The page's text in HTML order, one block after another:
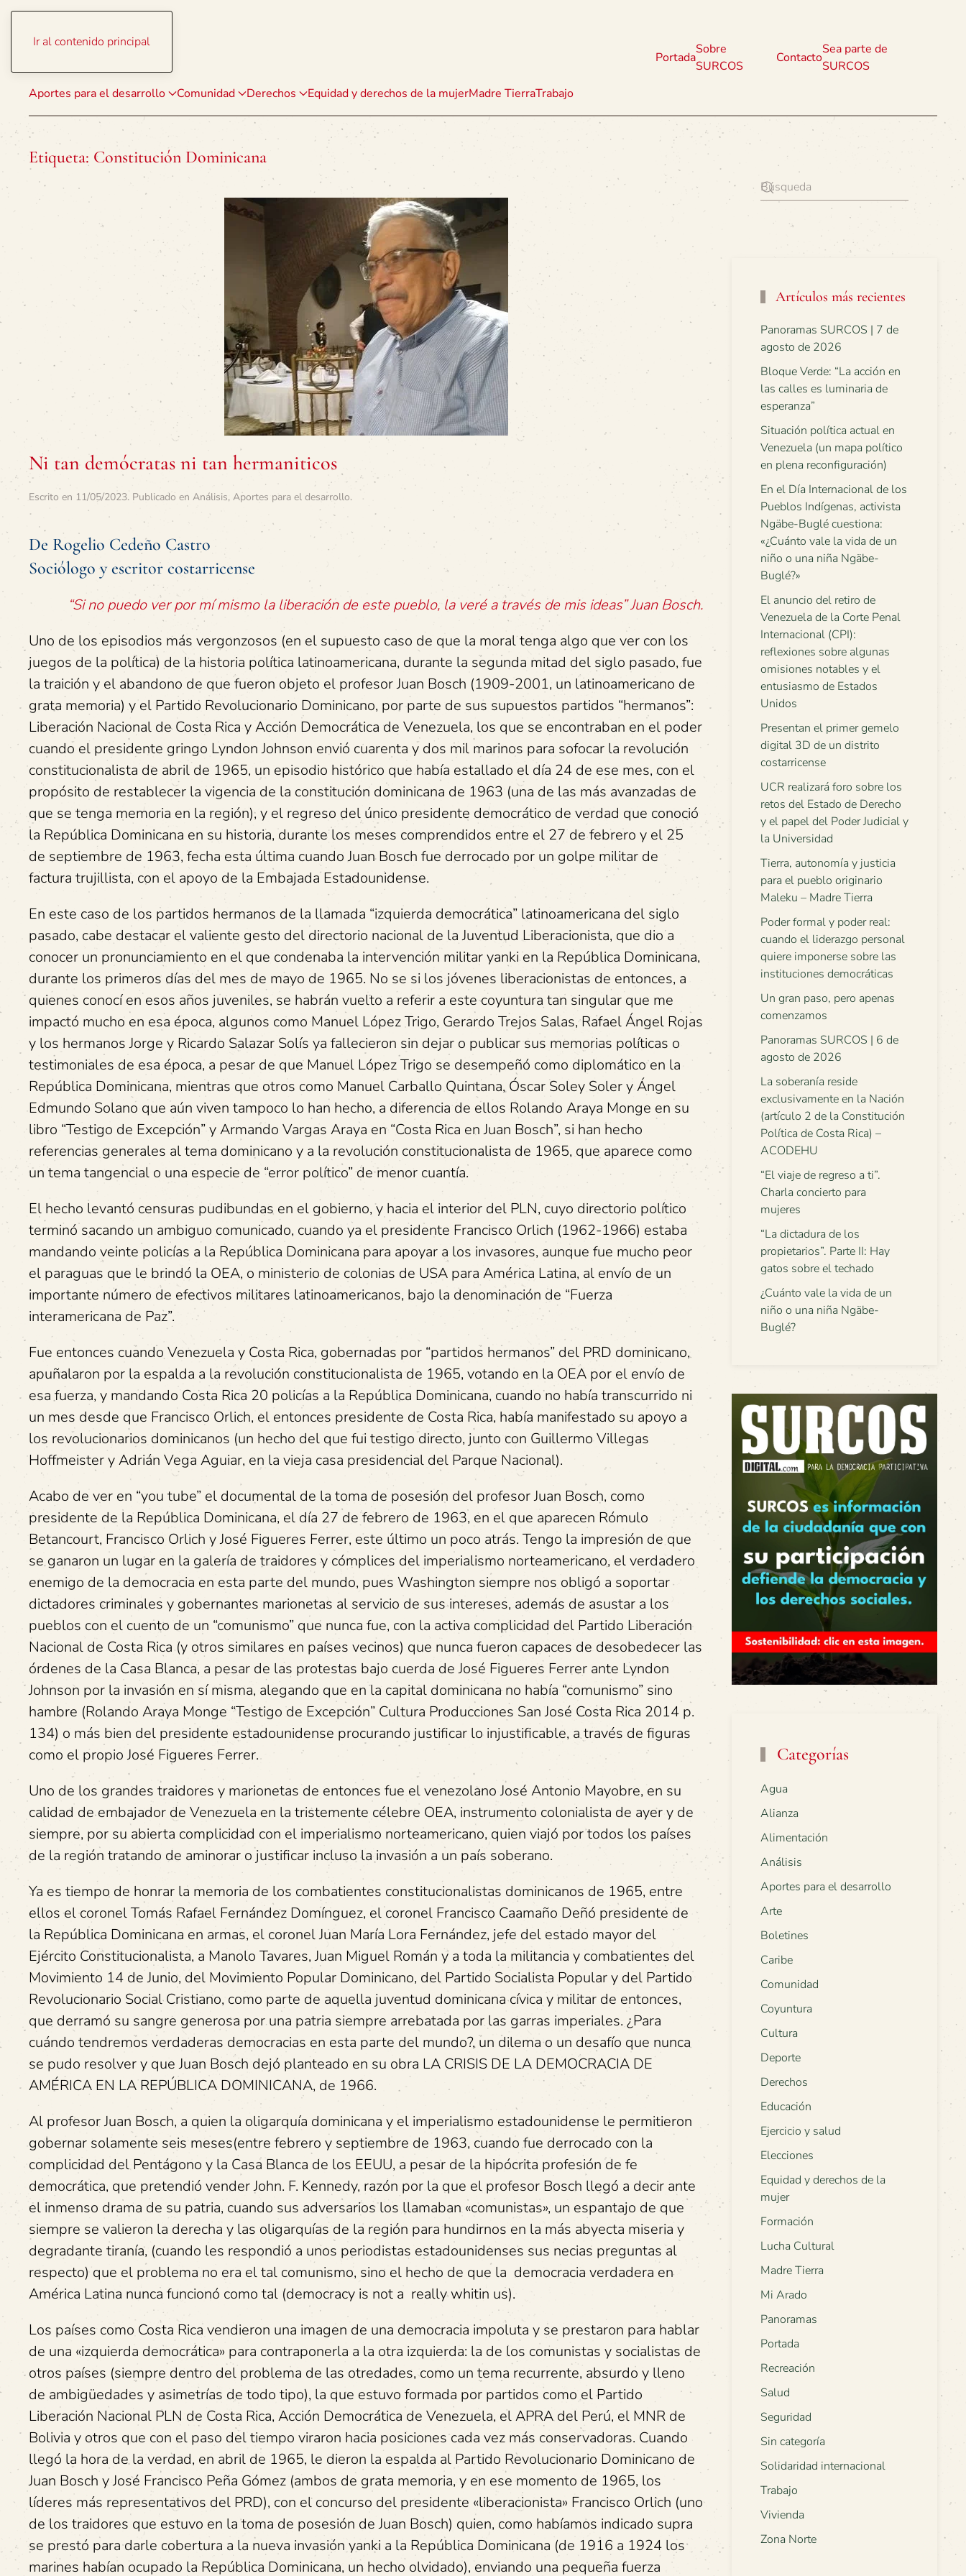
Ir al contenido principal
Aportes para el desarrollo Comunidad Derechos Equidad y derechos de la mujerMadre TierraTrabajo
Portada
Sobre
SURCOS
Contacto
Sea parte de
SURCOS
Etiqueta: Constitución Dominicana
Ni tan demócratas ni tan hermaniticos
Escrito en 11/05/2023. Publicado en Análisis, Aportes para el desarrollo.
De Rogelio Cedeño Castro
Sociólogo y escritor costarricense
“Si no puedo ver por mí mismo la liberación de este pueblo, la veré a través de mis ideas” Juan Bosch.
Uno de los episodios más vergonzosos (en el supuesto caso de que la moral tenga algo que ver con los
juegos de la política) de la historia política latinoamericana, durante la segunda mitad del siglo pasado, fue
la traición y el abandono de que fueron objeto el profesor Juan Bosch (1909-2001, un latinoamericano de
grata memoria) y el Partido Revolucionario Dominicano, por parte de sus supuestos partidos “hermanos”:
Liberación Nacional de Costa Rica y Acción Democrática de Venezuela, los que se encontraban en el poder
cuando el presidente gringo Lyndon Johnson envió cuarenta y dos mil marinos para sofocar la revolución
constitucionalista de abril de 1965, un episodio histórico que había estallado el día 24 de ese mes, con el
propósito de restablecer la vigencia de la constitución dominicana de 1963 (una de las más avanzadas de
que se tenga memoria en la región), y el regreso del único presidente democrático de verdad que conoció
la República Dominicana en su historia, durante los meses comprendidos entre el 27 de febrero y el 25
de septiembre de 1963, fecha esta última cuando Juan Bosch fue derrocado por un golpe militar de
factura trujillista, con el apoyo de la Embajada Estadounidense.
En este caso de los partidos hermanos de la llamada “izquierda democrática” latinoamericana del siglo
pasado, cabe destacar el valiente gesto del directorio nacional de la Juventud Liberacionista, que dio a
conocer un pronunciamiento en el que condenaba la intervención militar yanki en la República Dominicana,
durante los primeros días del mes de mayo de 1965. No se si los jóvenes liberacionistas de entonces, a
quienes conocí en esos años juveniles, se habrán vuelto a referir a este coyuntura tan singular que me
impactó mucho en esa época, algunos como Manuel López Trigo, Gerardo Trejos Salas, Rafael Ángel Rojas
y los hermanos Jorge y Ricardo Salazar Solís ya fallecieron sin dejar o publicar sus memorias políticas o
testimoniales de esa época, a pesar de que Manuel López Trigo se desempeñó como diplomático en la
República Dominicana, mientras que otros como Manuel Carballo Quintana, Óscar Soley Soler y Ángel
Edmundo Solano que aún viven tampoco lo han hecho, a diferencia de ellos Rolando Araya Monge en su
libro “Testigo de Excepción” y Armando Vargas Araya en “Costa Rica en Juan Bosch”, si han hecho
referencias generales al tema dominicano y a la revolución constitucionalista de 1965, que aparece como
un tema tangencial o una especie de “error político” de menor cuantía.
El hecho levantó censuras pudibundas en el gobierno, y hacia el interior del PLN, cuyo directorio político
terminó sacando un ambiguo comunicado, cuando ya el presidente Francisco Orlich (1962-1966) estaba
mandando veinte policías a la República Dominicana para apoyar a los invasores, aunque fue mucho peor
el paraguas que le brindó la OEA, o ministerio de colonias de USA para América Latina, al envío de un
importante número de efectivos militares latinoamericanos, bajo la denominación de “Fuerza
interamericana de Paz”.
Fue entonces cuando Venezuela y Costa Rica, gobernadas por “partidos hermanos” del PRD dominicano,
apuñalaron por la espalda a la revolución constitucionalista de 1965, votando en la OEA por el envío de
esa fuerza, y mandando Costa Rica 20 policías a la República Dominicana, cuando no había transcurrido ni
un mes desde que Francisco Orlich, el entonces presidente de Costa Rica, había manifestado su apoyo a
los revolucionarios dominicanos (un hecho del que fui testigo directo, junto con Guillermo Villegas
Hoffmeister y Adrián Vega Aguiar, en la vieja casa presidencial del Parque Nacional).
Acabo de ver en “you tube” el documental de la toma de posesión del profesor Juan Bosch, como
presidente de la República Dominicana, el día 27 de febrero de 1963, en el que aparecen Rómulo
Betancourt, Francisco Orlich y José Figueres Ferrer, este último un poco atrás. Tengo la impresión de que
se ganaron un lugar en la galería de traidores y cómplices del imperialismo norteamericano, el verdadero
enemigo de la democracia en esta parte del mundo, pues Washington siempre nos obligó a soportar
dictadores criminales y gobernantes marionetas al servicio de sus intereses, además de asustar a los
pueblos con el cuento de un “comunismo” que nunca fue, con la activa complicidad del Partido Liberación
Nacional de Costa Rica (y otros similares en países vecinos) que nunca fueron capaces de desobedecer las
órdenes de la Casa Blanca, a pesar de las protestas bajo cuerda de José Figueres Ferrer ante Lyndon
Johnson por la invasión en sí misma, alegando que en la capital dominicana no había “comunismo” sino
hambre (Rolando Araya Monge “Testigo de Excepción” Cultura Producciones San José Costa Rica 2014 p.
134) o más bien del presidente estadounidense procurando justificar lo injustificable, a través de figuras
como el propio José Figueres Ferrer.
Uno de los grandes traidores y marionetas de entonces fue el venezolano José Antonio Mayobre, en su
calidad de embajador de Venezuela en la tristemente célebre OEA, instrumento colonialista de ayer y de
siempre, por su abierta complicidad con el imperialismo norteamericano, quien viajó por todos los países
de la región tratando de aminorar o justificar incluso la invasión a un país soberano.
Ya es tiempo de honrar la memoria de los combatientes constitucionalistas dominicanos de 1965, entre
ellos el coronel Tomás Rafael Fernández Domínguez, el coronel Francisco Caamaño Deñó presidente de
la República Dominicana en armas, el coronel Juan María Lora Fernández, jefe del estado mayor del
Ejército Constitucionalista, a Manolo Tavares, Juan Miguel Román y a toda la militancia y combatientes del
Movimiento 14 de Junio, del Movimiento Popular Dominicano, del Partido Socialista Popular y del Partido
Revolucionario Social Cristiano, como parte de aquella juventud dominicana cívica y militar de entonces,
que derramó su sangre generosa por una patria siempre arrebatada por las garras imperiales. ¿Para
cuándo tendremos verdaderas democracias en esta parte del mundo?, un dilema o un desafío que nunca
se pudo resolver y que Juan Bosch dejó planteado en su obra LA CRISIS DE LA DEMOCRACIA DE
AMÉRICA EN LA REPÚBLICA DOMINICANA, de 1966.
Al profesor Juan Bosch, a quien la oligarquía dominicana y el imperialismo estadounidense le permitieron
gobernar solamente seis meses(entre febrero y septiembre de 1963, cuando fue derrocado con la
complicidad del Pentágono y la Casa Blanca de los EEUU, a pesar de la hipócrita profesión de fe
democrática, que pretendió vender John. F. Kennedy, razón por la que el profesor Bosch llegó a decir ante
el inmenso drama de su patria, cuando sus adversarios los llamaban «comunistas», un espantajo de que
siempre se valieron la derecha y las oligarquías de la región para hundirnos en la más abyecta miseria y
degradante tiranía, (cuando les respondió a unos periodistas estadounidenses sus necias preguntas al
respecto) que el problema no era el tal comunismo, sino el hecho de que la democracia verdadera en
América Latina nunca funcionó como tal (democracy is not a really whitin us).
Los países como Costa Rica vendieron una imagen de una democracia impoluta y se prestaron para hablar
de una «izquierda democrática» para contraponerla a la otra izquierda: la de los comunistas y socialistas de
otros países (siempre dentro del problema de las otredades, como un tema recurrente, absurdo y lleno
de ambigüedades y asimetrías de todo tipo), la que estuvo formada por partidos como el Partido
Liberación Nacional PLN de Costa Rica, Acción Democrática de Venezuela, el APRA del Perú, el MNR de
Bolivia y otros que con el paso del tiempo viraron hacia posiciones cada vez más conservadoras. Cuando
llegó la hora de la verdad, en abril de 1965, le dieron la espalda al Partido Revolucionario Dominicano de
Juan Bosch y José Francisco Peña Gómez (ambos de grata memoria, y en ese momento de 1965, los
líderes más representativos del PRD), con el concurso del presidente «liberacionista» Francisco Orlich (uno
de los traidores que estuvo en la toma de posesión de Juan Bosch) quien, como habíamos indicado supra
se prestó para darle cobertura a la nueva invasión yanki a la República Dominicana (de 1916 a 1924 los
marines habían ocupado la República Dominicana, un hecho olvidado), enviando una pequeña fuerza
Artículos más recientes
Panoramas SURCOS | 7 de
agosto de 2026
Bloque Verde: “La acción en
las calles es luminaria de
esperanza”
Situación política actual en
Venezuela (un mapa político
en plena reconfiguración)
En el Día Internacional de los
Pueblos Indígenas, activista
Ngäbe-Buglé cuestiona:
«¿Cuánto vale la vida de un
niño o una niña Ngäbe-
Buglé?»
El anuncio del retiro de
Venezuela de la Corte Penal
Internacional (CPI):
reflexiones sobre algunas
omisiones notables y el
entusiasmo de Estados
Unidos
Presentan el primer gemelo
digital 3D de un distrito
costarricense
UCR realizará foro sobre los
retos del Estado de Derecho
y el papel del Poder Judicial y
la Universidad
Tierra, autonomía y justicia
para el pueblo originario
Maleku – Madre Tierra
Poder formal y poder real:
cuando el liderazgo personal
quiere imponerse sobre las
instituciones democráticas
Un gran paso, pero apenas
comenzamos
Panoramas SURCOS | 6 de
agosto de 2026
La soberanía reside
exclusivamente en la Nación
(artículo 2 de la Constitución
Política de Costa Rica) –
ACODEHU
“El viaje de regreso a ti”.
Charla concierto para
mujeres
“La dictadura de los
propietarios”. Parte II: Hay
gatos sobre el techado
¿Cuánto vale la vida de un
niño o una niña Ngäbe-
Buglé?
Categorías
Agua
Alianza
Alimentación
Análisis
Aportes para el desarrollo
Arte
Boletines
Caribe
Comunidad
Coyuntura
Cultura
Deporte
Derechos
Educación
Ejercicio y salud
Elecciones
Equidad y derechos de la
mujer
Formación
Lucha Cultural
Madre Tierra
Mi Arado
Panoramas
Portada
Recreación
Salud
Seguridad
Sin categoría
Solidaridad internacional
Trabajo
Vivienda
Zona Norte